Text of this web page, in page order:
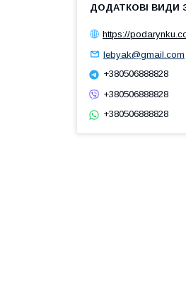
https://
lebyak@gmail.com
+380506888828
+380506888828
+380506888828